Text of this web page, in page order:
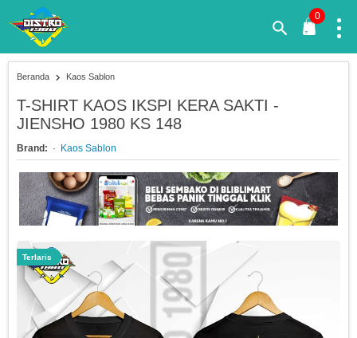
0
Beranda Kaos Sablon
T-SHIRT KAOS IKSPI KERA SAKTI -
JIENSHO 1980 KS 148
Brand: Kaos Sablon
Terlaris